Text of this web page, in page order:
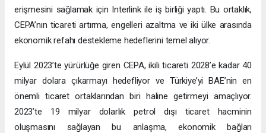
erişmesini sağlamak için Interlink ile iş birliği yaptı. Bu ortaklık,
CEPA’nın ticareti artırma, engelleri azaltma ve iki ülke arasında
ekonomik refahı destekleme hedeflerini temel alıyor.
Eylül 2023’te yürürlüğe giren CEPA, ikili ticareti 2028’e kadar 40
milyar dolara çıkarmayı hedefliyor ve Türkiye’yi BAE’nin en
önemli ticaret ortaklarından biri haline getirmeyi amaçlıyor.
2023’te 19 milyar dolarlık petrol dışı ticaret hacminin
oluşmasını sağlayan bu anlaşma, ekonomik bağları